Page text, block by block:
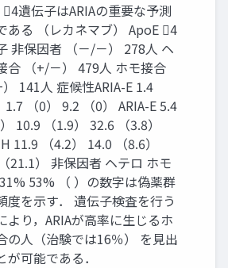
遺伝子はARIAの重要な予測
ある （レカネマブ） ApoE 4
非保因者 （－/－） 278人 ヘ
合 （+/－） 479人 ホモ接合
） 141人 症候性ARIA-E 1.4
1.7 （0） 9.2 （0） ARIA-E 5.4
） 10.9 （1.9） 32.6 （3.8）
11.9 （4.2） 14.0 （8.6）
21.1） 非保因者 ヘテロ ホモ
53% （ ）の数字は偽薬群
度を示す． 遺伝子検査を行う
より，ARIAが高率に生じるホ
の人（治験では16％） を見出
が可能である．